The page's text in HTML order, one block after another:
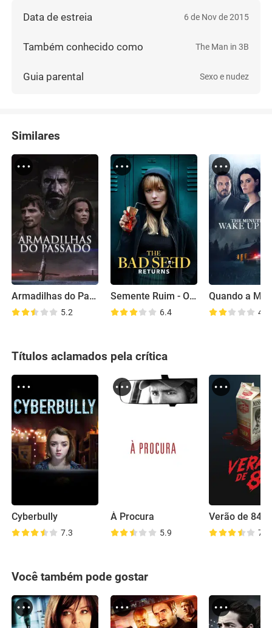
Data de estreia 6 de Nov de 2015
Também conhecido como The Man in 3B
Guia parental Sexo e nudez
Similares
Armadilhas do Passado
5.2
Semente Ruim - O Regresso
6.4 4.5
Títulos aclamados pela crítica
Cyberbully
7.3
À Procura
5.9
Verão de 84
7.0
Você também pode gostar